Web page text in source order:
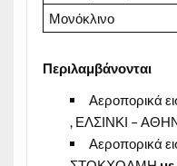
Μονόκλινο
Περιλαμβάνονται
Αεροπορικά
, ΕΛΣΙΝΚΙ –
Αεροπορικά